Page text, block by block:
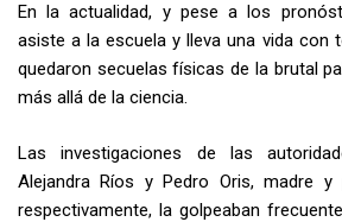
En la actualidad, y pese a los
asiste a la escuela y lleva una vida con
quedaron secuelas físicas de la brutal
más allá de la ciencia.
Las investigaciones de las
Alejandra Ríos y Pedro Oris, madre y
respectivamente, la golpeaban